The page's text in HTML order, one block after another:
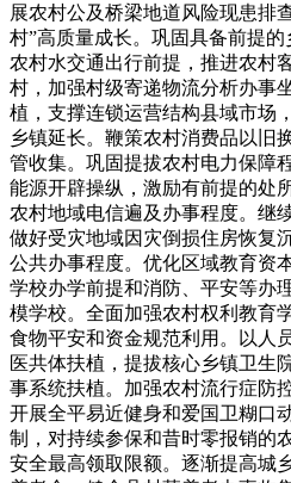
展农村公及桥梁地道风险现患排
村”高质量成长。巩固具备前提
农村水交通出行前提，推进农村
村，加强村级寄递物流分析办事
植，支撑连锁运营结构县域市场
乡镇延长。鞭策农村消费品以旧
管收集。巩固提拔农村电力保障
能源开辟操纵，激励有前提的处
农村地域电信遍及办事程度。继
做好受灾地域因灾倒损住房恢复
公共办事程度。优化区域教育资
学校办学前提和消防、平安等办
模学校。全面加强农村权利教育
食物平安和资金规范利用。以人
医共体扶植，提拔核心乡镇卫生
事系统扶植。加强农村流行症防
开展全平易近健身和爱国卫糊口
制，对持续参保和昔时零报销的
安全最高领取限额。逐渐提高城